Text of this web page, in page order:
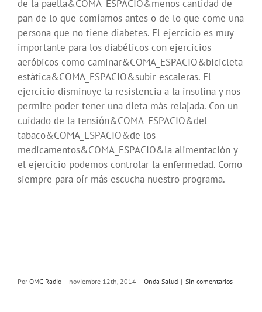
de la paella&COMA_ESPACIO&menos cantidad de
pan de lo que comíamos antes o de lo que come una
persona que no tiene diabetes. El ejercicio es muy
importante para los diabéticos con ejercicios
aeróbicos como caminar&COMA_ESPACIO&bicicleta
estática&COMA_ESPACIO&subir escaleras. El
ejercicio disminuye la resistencia a la insulina y nos
permite poder tener una dieta más relajada. Con un
cuidado de la tensión&COMA_ESPACIO&del
tabaco&COMA_ESPACIO&de los
medicamentos&COMA_ESPACIO&la alimentación y
el ejercicio podemos controlar la enfermedad. Como
siempre para oír más escucha nuestro programa.
Por OMC Radio | noviembre 12th, 2014 | Onda Salud | Sin comentarios